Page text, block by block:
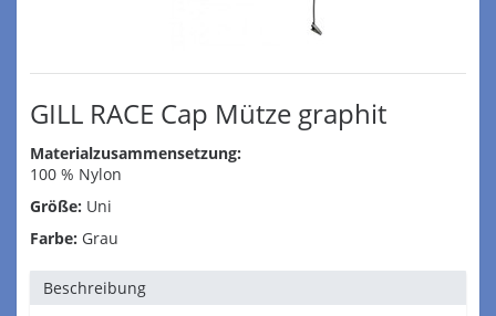
GILL RACE Cap Mütze graphit
Materialzusammensetzung:
100 % Nylon
Größe: Uni
Farbe: Grau
Beschreibung